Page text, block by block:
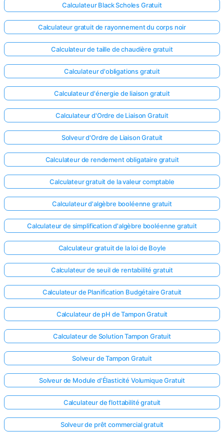
Calculateur Black Scholes Gratuit
Calculateur gratuit de rayonnement du corps noir
Calculateur de taille de chaudière gratuit
Calculateur d'obligations gratuit
Calculateur d'énergie de liaison gratuit
Calculateur d'Ordre de Liaison Gratuit
Solveur d'Ordre de Liaison Gratuit
Calculateur de rendement obligataire gratuit
Calculateur gratuit de la valeur comptable
Calculateur d'algèbre booléenne gratuit
Calculateur de simplification d'algèbre booléenne gratuit
Calculateur gratuit de la loi de Boyle
Calculateur de seuil de rentabilité gratuit
Calculateur de Planification Budgétaire Gratuit
Calculateur de pH de Tampon Gratuit
Calculateur de Solution Tampon Gratuit
Solveur de Tampon Gratuit
Solveur de Module d'Élasticité Volumique Gratuit
Calculateur de flottabilité gratuit
Solveur de prêt commercial gratuit